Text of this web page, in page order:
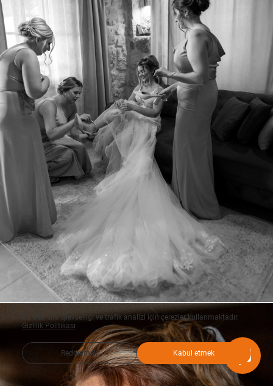
Bu site, site işlevselliği ve trafik analizi için çerezler kullanmaktadır.
Gizlilik Politikası
Reddetmek Kabul etmek